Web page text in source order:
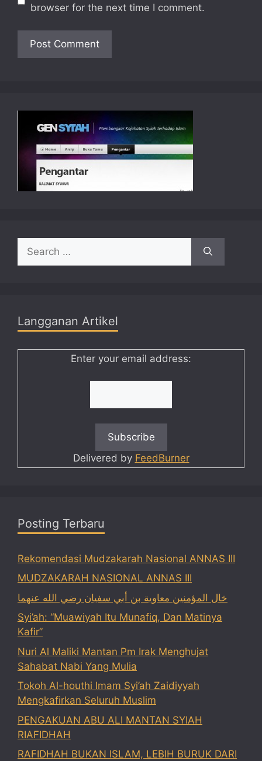
browser for the next time I comment.
for:
Langganan Artikel
Enter your email address:
Delivered by FeedBurner
Posting Terbaru
Rekomendasi Mudzakarah Nasional ANNAS III
MUDZAKARAH NASIONAL ANNAS III
خال المؤمنين معاوية بن أبي سفيان رضي الله عنهما
Syi’ah: “Muawiyah Itu Munafiq, Dan Matinya
Kafir”
Nuri Al Maliki Mantan Pm Irak Menghujat
Sahabat Nabi Yang Mulia
Tokoh Al-houthi Imam Syi’ah Zaidiyyah
Mengkafirkan Seluruh Muslim
PENGAKUAN ABU ALI MANTAN SYIAH
RIAFIDHAH
RAFIDHAH BUKAN ISLAM, LEBIH BURUK DARI